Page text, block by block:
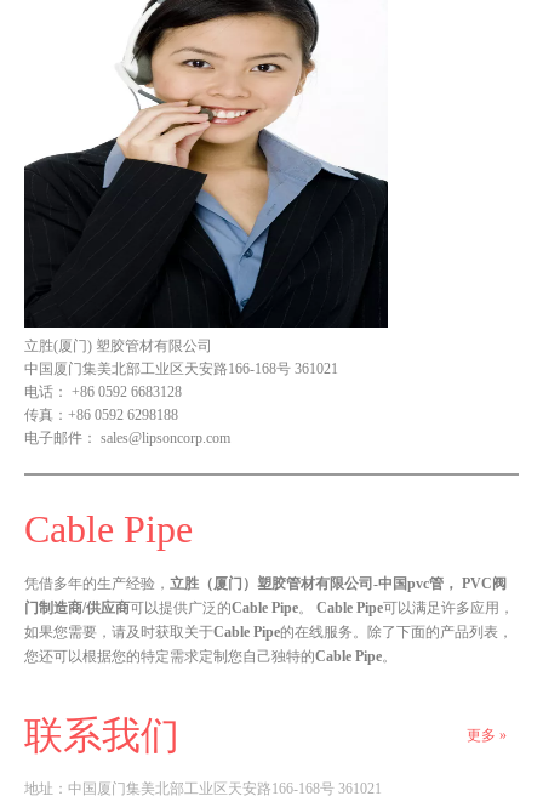
立胜(厦门) 塑胶管材有限公司
中国厦门集美北部工业区天安路166-168号 361021
电话： +86 0592 6683128
传真： +86 0592 6298188
电子邮件： sales@lipsoncorp.com
Cable Pipe
凭借多年的生产经验， 立胜（厦门）塑胶管材有限公司-中国pvc管， PVC阀
门制造商/供应商可以提供广泛的Cable Pipe。 Cable Pipe可以满足许多应用，
如果您需要，请及时获取关于Cable Pipe的在线服务。除了下面的产品列表，
您还可以根据您的特定需求定制您自己独特的Cable Pipe。
联系我们 更多 »
地址： 中国厦门集美北部工业区天安路166-168号 361021